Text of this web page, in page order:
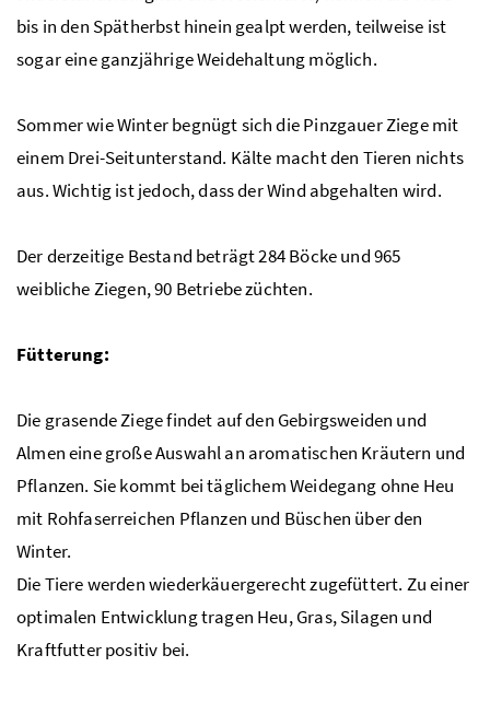
bis in den Spätherbst hinein gealpt werden, teilweise ist
sogar eine ganzjährige Weidehaltung möglich.
Sommer wie Winter begnügt sich die Pinzgauer Ziege mit
einem Drei-Seitunterstand. Kälte macht den Tieren nichts
aus. Wichtig ist jedoch, dass der Wind abgehalten wird.
Der derzeitige Bestand beträgt 284 Böcke und 965
weibliche Ziegen, 90 Betriebe züchten.
Fütterung:
Die grasende Ziege findet auf den Gebirgsweiden und
Almen eine große Auswahl an aromatischen Kräutern und
Pflanzen. Sie kommt bei täglichem Weidegang ohne Heu
mit Rohfaserreichen Pflanzen und Büschen über den
Winter.
Die Tiere werden wiederkäuergerecht zugefüttert. Zu einer
optimalen Entwicklung tragen Heu, Gras, Silagen und
Kraftfutter positiv bei.